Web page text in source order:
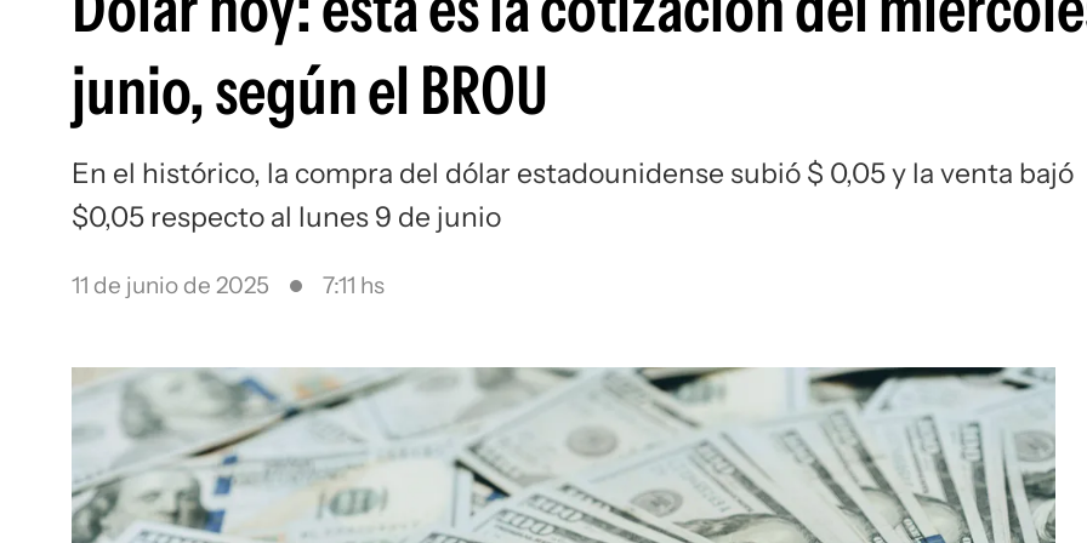
junio, según el BROU
En el histórico, la compra del dólar estadounidense subió $ 0,05 y la venta bajó
$0,05 respecto al lunes 9 de junio
11 de junio de 2025 7:11 hs